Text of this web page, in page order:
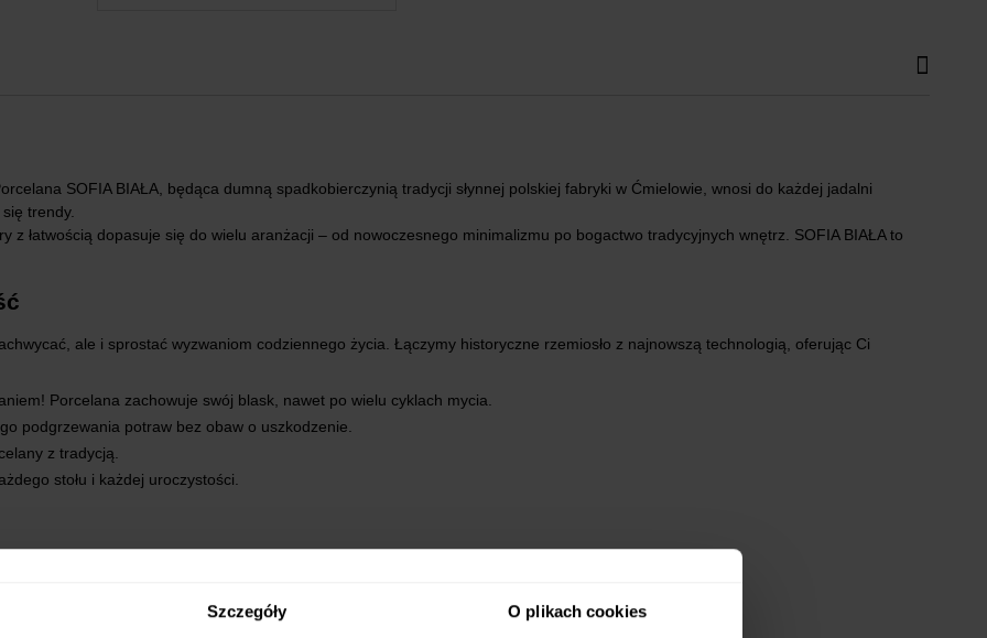
Szczegóły O plikach cookies
SOFIA BIAŁA, będąca dumną spadkobierczynią tradycji słynnej polskiej fabryki w Ćmielowie, wnosi do każdej jadalni
trendy.
z łatwością dopasuje się do wielu aranżacji – od nowoczesnego minimalizmu po bogactwo tradycyjnych wnętrz. SOFIA BIAŁA to
ale i sprostać wyzwaniom codziennego życia. Łączymy historyczne rzemiosło z najnowszą technologią, oferując Ci
Porcelana zachowuje swój blask, nawet po wielu cyklach mycia.
podgrzewania potraw bez obaw o uszkodzenie.
z tradycją.
stołu i każdej uroczystości.
może kompletnego serwisu obiadowo-kawowego dla 12 osób?
kompletów.
okazję.